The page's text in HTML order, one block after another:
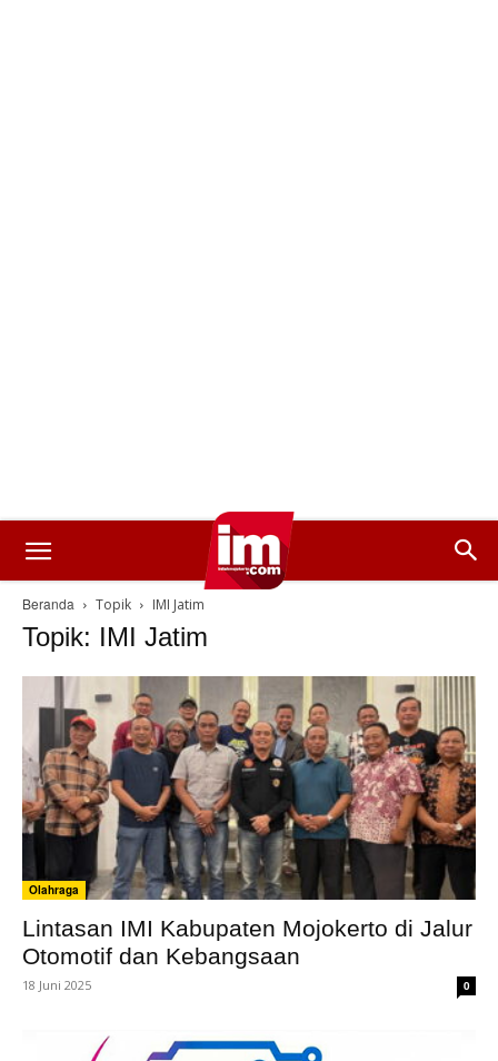
Beranda Topik IMI Jatim
Topik: IMI Jatim
Olahraga
Lintasan IMI Kabupaten Mojokerto di Jalur
Otomotif dan Kebangsaan
18 Juni 2025 0